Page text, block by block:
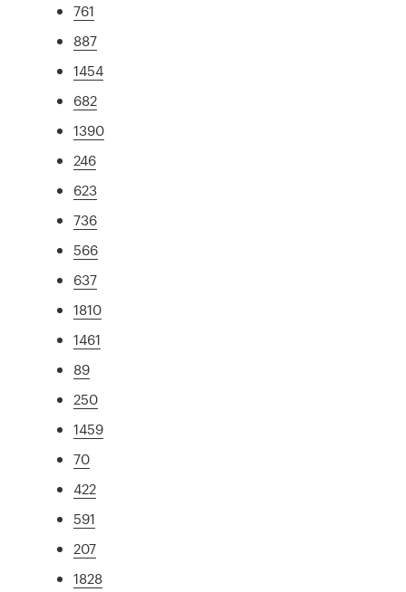
761
887
1454
682
1390
246
623
736
566
637
1810
1461
89
250
1459
70
422
591
207
1828